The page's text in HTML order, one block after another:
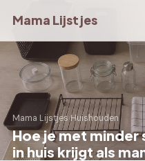
Mama Lijstjes
Mama Lijstjes›Huishouden
Hoe je met
in huis krijgt als